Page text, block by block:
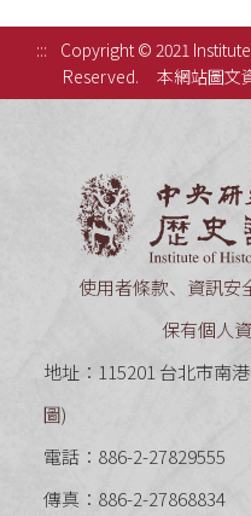
:::
Copyright © 2021
Reserved.
本網站圖文
使用者條款、資訊安
保有個人
地址：115201 台北市南
圖)
電話：886-2-27829555
傳真：886-2-27868834